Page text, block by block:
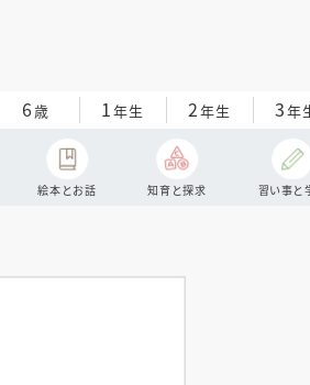
6歳 1年生 2年生 3年
絵本とお話 知育と探求 習い事と